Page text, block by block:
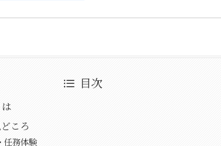
目次
ころ
任務体験